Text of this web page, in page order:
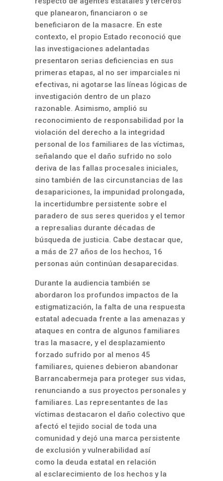
que planearon, financiaron o se
beneficiaron de la masacre. En este
contexto, el propio Estado reconoció que
las investigaciones adelantadas
presentaron serias deficiencias en sus
primeras etapas, al no ser imparciales ni
efectivas, ni agotarse las líneas lógicas de
investigación dentro de un plazo
razonable. Asimismo, amplió su
reconocimiento de responsabilidad por la
violación del derecho a la integridad
personal de los familiares de las víctimas,
señalando que el daño sufrido no solo
deriva de las fallas procesales iniciales,
sino también de las circunstancias de las
desapariciones, la impunidad prolongada,
la incertidumbre persistente sobre el
paradero de sus seres queridos y el temor
a represalias durante décadas de
búsqueda de justicia. Cabe destacar que,
a más de 27 años de los hechos, 16
personas aún continúan desaparecidas.
Durante la audiencia también se
abordaron los profundos impactos de la
estigmatización, la falta de una respuesta
estatal adecuada frente a las amenazas y
ataques en contra de algunos familiares
tras la masacre, y el desplazamiento
forzado sufrido por al menos 45
familiares, quienes debieron abandonar
Barrancabermeja para proteger sus vidas,
renunciando a sus proyectos personales y
familiares. Las representantes de las
víctimas destacaron el daño colectivo que
afectó el tejido social de toda una
comunidad y dejó una marca persistente
de exclusión y vulnerabilidad así
como la deuda estatal en relación
al esclarecimiento de los hechos y la